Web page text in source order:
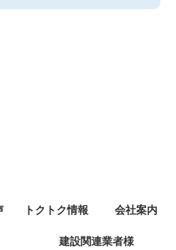
トクトク情報 会社案内
建設関連業者様